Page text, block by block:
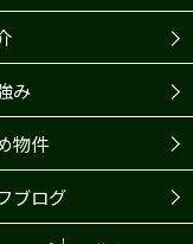
み
物件
ブログ